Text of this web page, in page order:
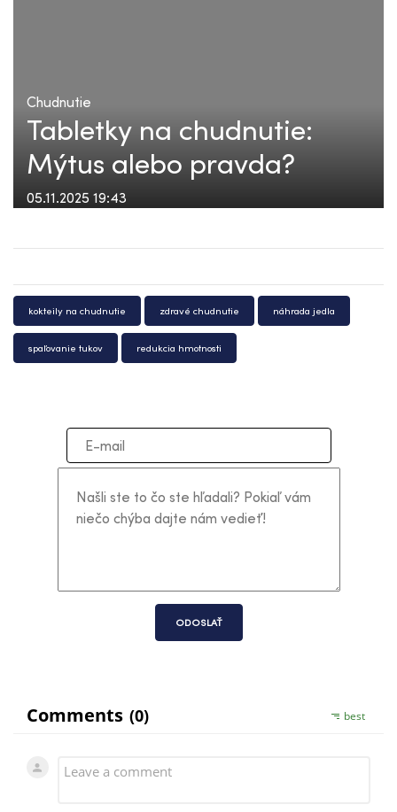
Chudnutie
Tabletky na chudnutie:
Mýtus alebo pravda?
05.11.2025 19:43
kokteily na chudnutie zdravé chudnutie náhrada jedla
spaľovanie tukov redukcia hmotnosti
ODOSLAŤ